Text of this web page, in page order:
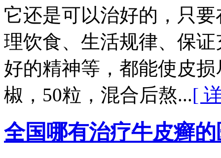
它还是可以治好的，只
理饮食、生活规律、保
好的精神等，都能使皮
椒，50粒，混合后熬...[
全国哪有治疗牛皮癣